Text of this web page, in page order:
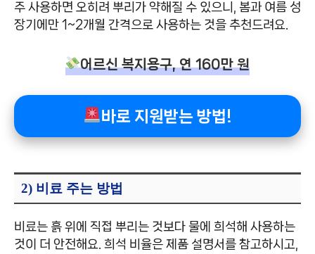
주 사용하면 오히려 뿌리가 약해질 수 있으니, 봄과 여름 성
장기에만 1~2개월 간격으로 사용하는 것을 추천드려요.
어르신 복지용구, 연 160만 원
바로 지원받는 방법!
2) 비료 주는 방법
비료는 흙 위에 직접 뿌리는 것보다 물에 희석해 사용하는
것이 더 안전해요. 희석 비율은 제품 설명서를 참고하시고,